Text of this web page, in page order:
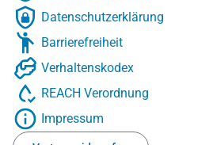
Datenschutzerklärung
Barrierefreiheit
Verhaltenskodex
REACH Verordnung
Impressum